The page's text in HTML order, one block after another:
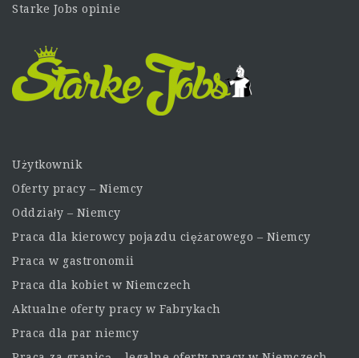
Starke Jobs opinie
Użytkownik
Oferty pracy – Niemcy
Oddziały – Niemcy
Praca dla kierowcy pojazdu ciężarowego – Niemcy
Praca w gastronomii
Praca dla kobiet w Niemczech
Aktualne oferty pracy w Fabrykach
Praca dla par niemcy